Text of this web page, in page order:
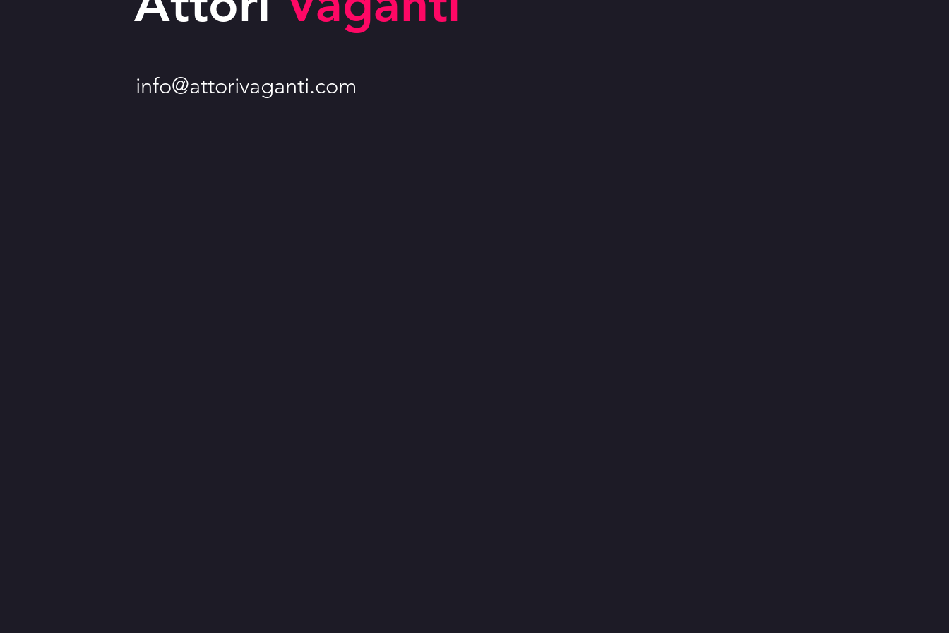
info@attorivaganti.com